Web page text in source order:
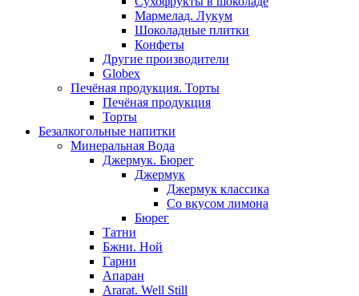
Мармелад. Лукум
Шоколадные плитки
Конфеты
Другие производители
Globex
Печёная продукция. Торты
Печёная продукция
Торты
Безалкогольные напитки
Минеральная Вода
Джермук. Бюрег
Джермук
Джермук классика
Со вкусом лимона
Бюрег
Татни
Бжни. Ной
Гарни
Апаран
Ararat. Well Still